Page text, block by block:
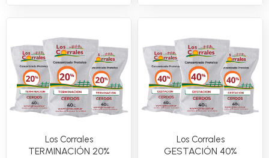
Los Corrales
TERMINACIÓN 20%
Los Corrales
GESTACIÓN 40%